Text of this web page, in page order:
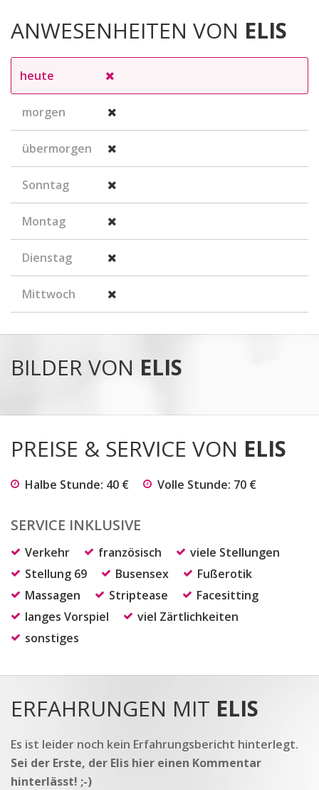
ANWESENHEITEN VON ELIS
heute
morgen
übermorgen
Sonntag
Montag
Dienstag
Mittwoch
BILDER VON ELIS
PREISE & SERVICE VON ELIS
Halbe Stunde: 40 € Volle Stunde: 70 €
SERVICE INKLUSIVE
Verkehr französisch
viele Stellungen
Stellung 69
Busensex
Fußerotik
Massagen
Striptease
Facesitting
langes Vorspiel
viel Zärtlichkeiten
sonstiges
ERFAHRUNGEN MIT ELIS
Es ist leider noch kein Erfahrungsbericht hinterlegt.
Sei der Erste, der Elis hier einen Kommentar
hinterlässt! ;-)